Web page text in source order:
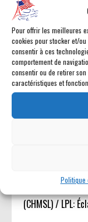
Pour offrir les meilleures
cookies pour stocker et/
consentir à ces
comportement de
consentir ou de retirer
caractéristiques et
Politique
ASH: Night
carrosserie /
avec
Élargisseurs
Badging
MFA: Entourages
latéraux
LM3: Phares
LNZ: Animation
(CHMSL) / LPL: